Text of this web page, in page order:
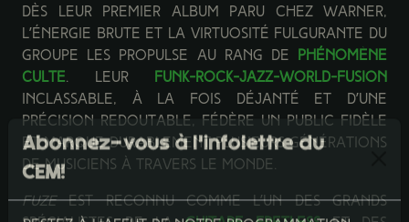
Dès leur premier album paru chez Warner,
l’énergie brute et la virtuosité fulgurante du
groupe les propulse au rang de phénomène
culte. Leur funk-rock-jazz-world-fusion
inclassable, à la fois déjanté et d’une
précision redoutable, fédère un public fidèle
et marque durablement plusieurs générations
de musiciens à travers le monde.
Fuzeest reconnu comme l’un des grands
Abonnez-vous à l'infolettre du
CEM!